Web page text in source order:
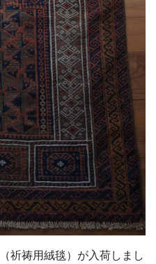
祈祷用絨毯）が入荷しまし